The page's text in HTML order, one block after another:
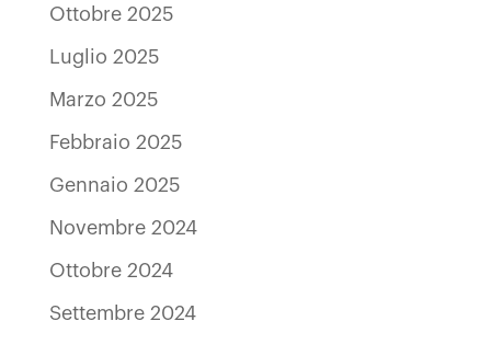
Ottobre 2025
Luglio 2025
Marzo 2025
Febbraio 2025
Gennaio 2025
Novembre 2024
Ottobre 2024
Settembre 2024